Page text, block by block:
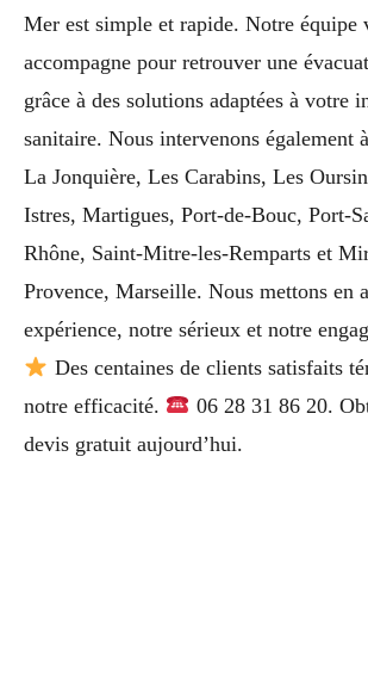
Mer est simple et rapide. Notre équipe
accompagne pour retrouver une
grâce à des solutions adaptées à votre
sanitaire. Nous intervenons également
La Jonquière, Les Carabins, Les
Istres, Martigues, Port-de-Bouc, Port-
Rhône, Saint-Mitre-les-Remparts et
Provence, Marseille. Nous mettons en
expérience, notre sérieux et notre
Des centaines de clients satisfaits
notre efficacité.
06 28 31 86 20.
devis gratuit aujourd’hui.